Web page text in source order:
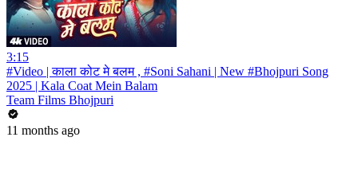
3:15
#Video | काला कोट मे बलम , #Soni Sahani | New #Bhojpuri Song
2025 | Kala Coat Mein Balam
Team Films Bhojpuri
11 months ago